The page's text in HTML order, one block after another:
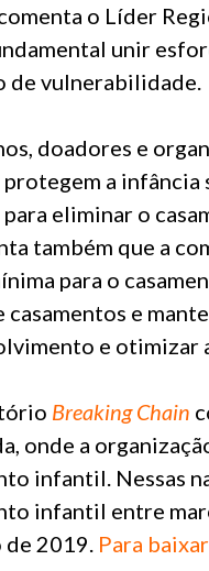
o Líder
unir
de vulnerabilidade.
doadores e
a infância
eliminar o
também que a
para o
casamentos e
e otimizar
Breaking Chain
onde a
infantil. Nessas
infantil entre
2019. Para